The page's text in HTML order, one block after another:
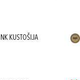
NK KUSTOŠIJA